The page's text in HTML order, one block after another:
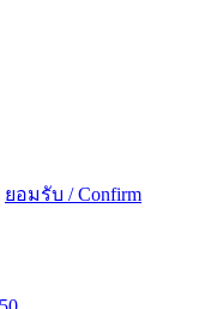
ยอมรับ / Confirm